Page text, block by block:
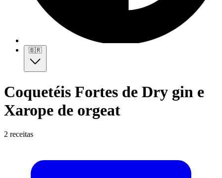
🇧🇷
Coquetéis Fortes de Dry gin e
Xarope de orgeat
2 receitas